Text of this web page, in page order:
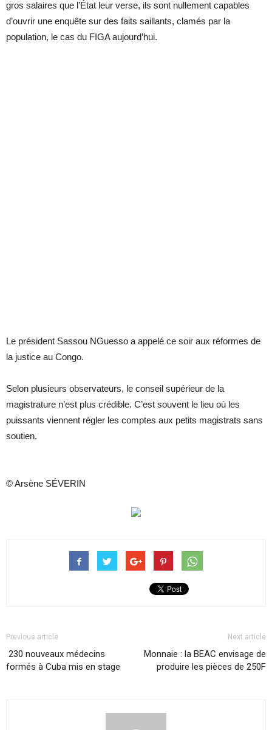
gros salaires que l’État leur verse, ils sont nullement capables
d’ouvrir une enquête sur des faits saillants, clamés par la
population, le cas du FIGA aujourd’hui.
Le président Sassou NGuesso a appelé ce soir aux réformes de
la justice au Congo.
Selon plusieurs observateurs, le conseil supérieur de la
magistrature n’est plus crédible. C’est souvent le lieu où les
puissants viennent régler les comptes aux petits magistrats sans
soutien.
© Arsène SÉVERIN
Previous article
230 nouveaux médecins
formés à Cuba mis en stage
Next article
Monnaie : la BEAC envisage de
produire les pièces de 250F